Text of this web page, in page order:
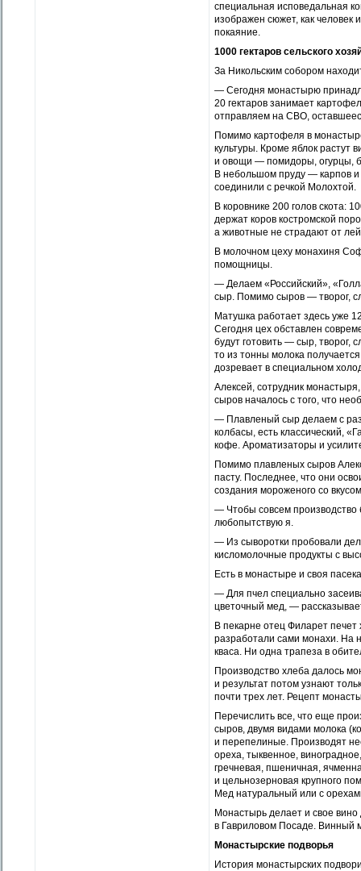
специальная исповедальная
изображен сюжет, как человек
покаяние.
1000 гектаров сельского
За Никольским собором
— Сегодня монастырю
20 гектаров занимает
отправляем на СВО,
Помимо картофеля в
культуры. Кроме яблок растут
и овощи — помидоры, огурцы,
В небольшом пруду — карпов и
соединили с речкой Молохтой.
В коровнике 200 голов скота:
держат коров костромской
а животные не страдают от
В молочном цеху монахиня
помощницы.
— Делаем «Российский»,
сыр. Помимо сыров — творог,
Матушка работает здесь уже
Сегодня цех обставлен
будут готовить — сыр, творог,
то из тонны молока
дозревает в специальном
Алексей, сотрудник
сыров началось с того, что
— Плавленый сыр делаем с
колбасы, есть классический,
кофе. Ароматизаторы и
Помимо плавленых сыров
пасту. Последнее, что они
создания мороженого со
— Чтобы совсем производство
любопытствую я.
— Из сыворотки пробовали
кисломолочные продукты с
Есть в монастыре и своя
— Для пчел специально
цветочный мед, —
В пекарне отец Филарет печет
разработали сами монахи. На
кваса. Ни одна трапеза в
Производство хлеба далось
и результат потом узнают
почти трех лет. Рецепт
Перечислить все, что еще
сыров, двумя видами молока
и перепелиные. Производят
ореха, тыквенное,
гречневая, пшеничная,
и цельнозерновая крупного
Мед натуральный или с
Монастырь делает и свое
в Гавриловом Посаде. Винный
Монастырские подворья
История монастырских